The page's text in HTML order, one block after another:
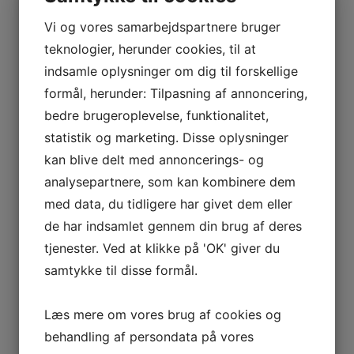
Tlf: 20857607
kontingent@uogi.dk
Kontaktperson: alt medlemsregistrering og kontingent
Kasserer
Laila Dyrholm
Tlf: 23230522
Mail:kasserer@uogi.dk
Kontaktperson: økononmi
Henriette Lønberg Bach
Tlf: 93 80 57 28
hjemmeside@uogi.dk
Kontaktperson: hjemmesiden, facebook og Sport&Godt
Sekretær
Vi og vores samarbejdspartnere bruger
teknologier, herunder cookies, til at
indsamle oplysninger om dig til forskellige
formål, herunder: Tilpasning af annoncering,
bedre brugeroplevelse, funktionalitet,
statistik og marketing. Disse oplysninger
kan blive delt med annoncerings- og
analysepartnere, som kan kombinere dem
med data, du tidligere har givet dem eller
de har indsamlet gennem din brug af deres
tjenester. Ved at klikke på 'OK' giver du
samtykke til disse formål.
Læs mere om vores brug af cookies og
behandling af persondata på vores